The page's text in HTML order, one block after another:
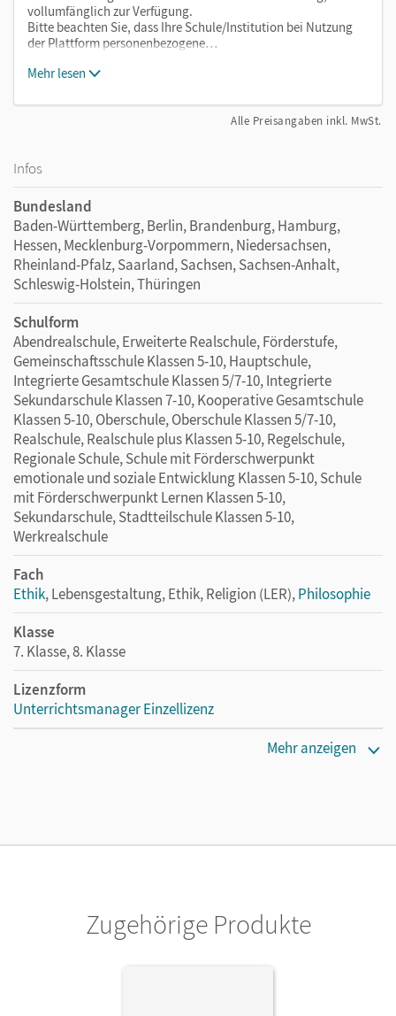
vollumfänglich zur Verfügung.
Bitte beachten Sie, dass Ihre Schule/Institution bei Nutzung
der Plattform personenbezogene…
Mehr lesen
Alle Preisangaben inkl. MwSt.
Infos
Bundesland
Baden-Württemberg, Berlin, Brandenburg, Hamburg,
Hessen, Mecklenburg-Vorpommern, Niedersachsen,
Rheinland-Pfalz, Saarland, Sachsen, Sachsen-Anhalt,
Schleswig-Holstein, Thüringen
Schulform
Abendrealschule, Erweiterte Realschule, Förderstufe,
Gemeinschaftsschule Klassen 5-10, Hauptschule,
Integrierte Gesamtschule Klassen 5/7-10, Integrierte
Sekundarschule Klassen 7-10, Kooperative Gesamtschule
Klassen 5-10, Oberschule, Oberschule Klassen 5/7-10,
Realschule, Realschule plus Klassen 5-10, Regelschule,
Regionale Schule, Schule mit Förderschwerpunkt
emotionale und soziale Entwicklung Klassen 5-10, Schule
mit Förderschwerpunkt Lernen Klassen 5-10,
Sekundarschule, Stadtteilschule Klassen 5-10,
Werkrealschule
Fach
Ethik, Lebensgestaltung, Ethik, Religion (LER),Philosophie
Klasse
7. Klasse, 8. Klasse
Lizenzform
Unterrichtsmanager Einzellizenz
Unterrichtsmanagers solange das Lehrwerk erhältlich ist.
Herausgeber/-in
Mehr anzeigen
Zugehörige Produkte